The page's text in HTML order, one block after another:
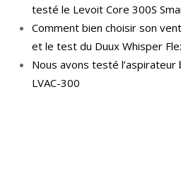
testé le Levoit Core 300S
Comment bien choisir son
et le test du Duux Whisper
Nous avons testé l’aspirateur
LVAC-300